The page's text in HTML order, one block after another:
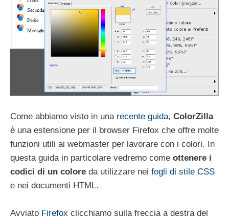
Come abbiamo visto in una recente guida, ColorZilla
è una estensione per il browser Firefox che offre molte
funzioni utili ai webmaster per lavorare con i colori. In
questa guida in particolare vedremo come ottenere i
codici di un colore da utilizzare nei fogli di stile CSS
e nei documenti HTML.
Avviato Firefox clicchiamo sulla freccia a destra del